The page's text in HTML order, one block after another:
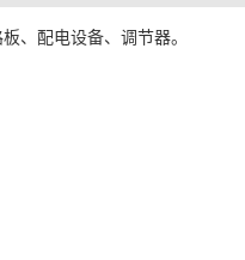
、配电设备、调节器。